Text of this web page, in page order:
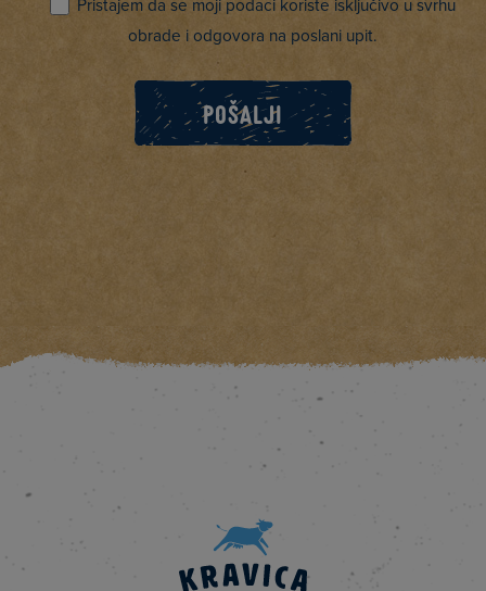
Pristajem da se moji podaci koriste isključivo u svrhu
obrade i odgovora na poslani upit.